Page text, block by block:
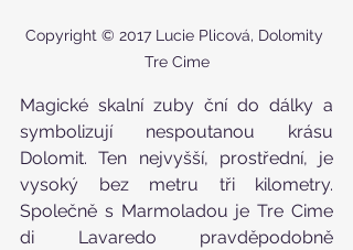
Copyright © 2017 Lucie Plicová, Dolomity
Tre Cime
Magické skalní zuby ční do dálky a
symbolizují nespoutanou krásu
Dolomit. Ten nejvyšší, prostřední, je
vysoký bez metru tři kilometry.
Společně s Marmoladou je Tre Cime
di Lavaredo pravděpodobně